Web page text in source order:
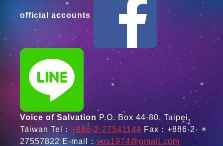
official accounts
Voice of Salvation P.O. Box 44-80, Taipei,
Taiwan Tel： +886-2-27541144 Fax：+886-2-
27557822 E-mail：vos1974@gmail.com